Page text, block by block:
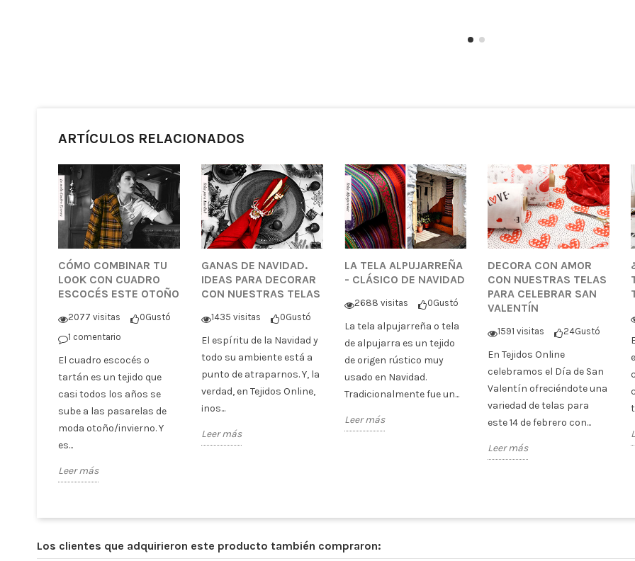
ARTÍCULOS RELACIONADOS
CÓMO COMBINAR TU
LOOK CON CUADRO
ESCOCÉS ESTE OTOÑO
2077 visitas 0Gustó
1 comentario
El cuadro escocés o
tartán es un tejido que
casi todos los años se
sube a las pasarelas de
moda otoño/invierno. Y
es...
Leer más
GANAS DE NAVIDAD.
IDEAS PARA DECORAR
CON NUESTRAS TELAS
1435 visitas 0Gustó
El espíritu de la Navidad y
todo su ambiente está a
punto de atraparnos. Y, la
verdad, en Tejidos Online,
¡nos...
Leer más
LA TELA ALPUJARREÑA
- CLÁSICO DE NAVIDAD
2688 visitas 0Gustó
La tela alpujarreña o tela
de alpujarra es un tejido
de origen rústico muy
usado en Navidad.
Tradicionalmente fue un...
Leer más
DECORA CON AMOR
CON NUESTRAS TELAS
PARA CELEBRAR SAN
VALENTÍN
1591 visitas 24Gustó
En Tejidos Online
celebramos el Día de San
Valentín ofreciéndote una
variedad de telas para
este 14 de febrero con...
Leer más
Los clientes que adquirieron este producto también compraron: